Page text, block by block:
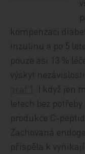
kompenzaci
inzulinu a po 5
pouze asi 13 %
výskyt
. I když jen
letech bez
produkce C-
Zachovaná
přispěla k